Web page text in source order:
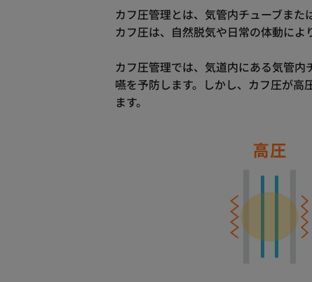
カフ圧管理とは、気管内チューブまた
カフ圧は、自然脱気や日常の体動によ
カフ圧管理では、気道内にある気管
嚥を予防します。しかし、カフ圧が
ます。